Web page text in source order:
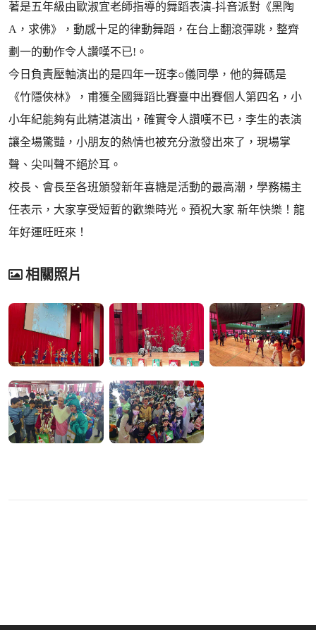
著是五年級由歐淑宜老師指導的舞蹈表演-抖音派對《黑陶
A，求佛》，動感十足的律動舞蹈，在台上翻滾彈跳，整齊
劃一的動作令人讚嘆不已!。
今日負責壓軸演出的是四年一班李○儀同學，他的舞碼是
《竹隱俠林》，甫獲全國舞蹈比賽臺中出賽個人第四名，小
小年紀能夠有此精湛演出，確實令人讚嘆不已，李生的表演
讓全場驚豔，小朋友的熱情也被充分激發出來了，現場掌
聲、尖叫聲不絕於耳。
校長、會長至各班頒發新年喜糖是活動的最高潮，學務楊主
任表示，大家享受短暫的歡樂時光。預祝大家 新年快樂！龍
年好運旺旺來！
相關照片